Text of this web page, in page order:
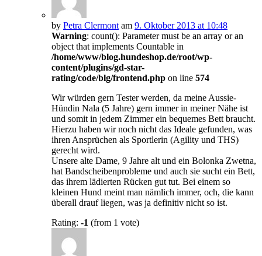
by Petra Clermont am 9. Oktober 2013 at 10:48
Warning: count(): Parameter must be an array or an
object that implements Countable in
/home/www/blog.hundeshop.de/root/wp-
content/plugins/gd-star-
rating/code/blg/frontend.php on line 574
Wir würden gern Tester werden, da meine Aussie-
Hündin Nala (5 Jahre) gern immer in meiner Nähe ist
und somit in jedem Zimmer ein bequemes Bett braucht.
Hierzu haben wir noch nicht das Ideale gefunden, was
ihren Ansprüchen als Sportlerin (Agility und THS)
gerecht wird.
Unsere alte Dame, 9 Jahre alt und ein Bolonka Zwetna,
hat Bandscheibenprobleme und auch sie sucht ein Bett,
das ihrem lädierten Rücken gut tut. Bei einem so
kleinen Hund meint man nämlich immer, och, die kann
überall drauf liegen, was ja definitiv nicht so ist.
Rating: -1 (from 1 vote)